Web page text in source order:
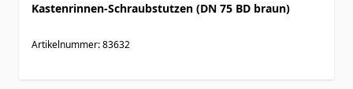
Kastenrinnen-Schraubstutzen (DN 75 BD braun)
Artikelnummer: 83632